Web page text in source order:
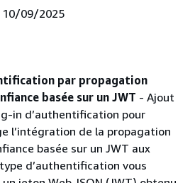
10/09/2025
par propagation
basée sur un JWT - Ajout
in d’authentification pour
l’intégration de la propagation
basée sur un JWT aux
d’authentification vous